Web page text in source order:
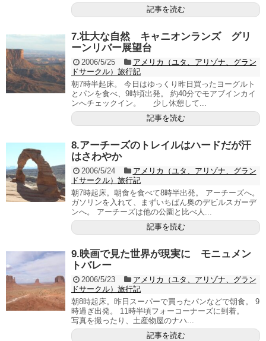
記事を読む
7.壮大な自然 キャニオンランズ グリ
ーンリバー展望台
2006/5/25
アメリカ（ユタ、アリゾナ、グラン
ドサークル）旅行記
朝7時半起床。 今日はゆっくり昨日買ったヨーグルト
とパンを食べ、9時頃出発。 約40分でモアブインカイ
ンへチェックイン。 少し休憩して...
記事を読む
8.アーチーズのトレイルはハードだが汗
はさわやか
2006/5/24
アメリカ（ユタ、アリゾナ、グラン
ドサークル）旅行記
朝7時起床。朝食を食べて8時半出発。 アーチーズへ。
ガソリンを入れて、まずいちばん奥のデビルスガーデ
ンへ。 アーチーズは他の公園と比べ人...
記事を読む
9.映画で見た世界が現実に モニュメン
トバレー
2006/5/23
アメリカ（ユタ、アリゾナ、グラン
ドサークル）旅行記
朝8時起床。昨日スーパーで買ったパンなどで朝食。 9
時過ぎ出発。 11時半頃フォーコーナーズに到着。
写真を撮ったり、土産物屋のナハ...
記事を読む